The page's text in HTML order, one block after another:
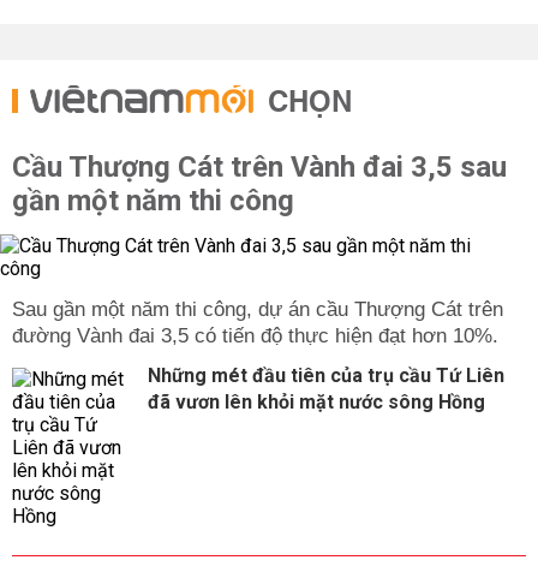
CHỌN
Cầu Thượng Cát trên Vành đai 3,5 sau
gần một năm thi công
Sau gần một năm thi công, dự án cầu Thượng Cát trên
đường Vành đai 3,5 có tiến độ thực hiện đạt hơn 10%.
Những mét đầu tiên của trụ cầu Tứ Liên
đã vươn lên khỏi mặt nước sông Hồng